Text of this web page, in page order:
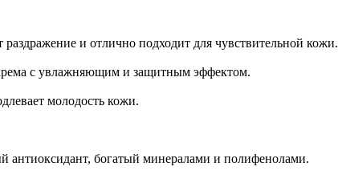
и отлично подходит для чувствительной кожи.
с увлажняющим и защитным эффектом.
молодость кожи.
антиоксидант, богатый минералами и полифенолами.